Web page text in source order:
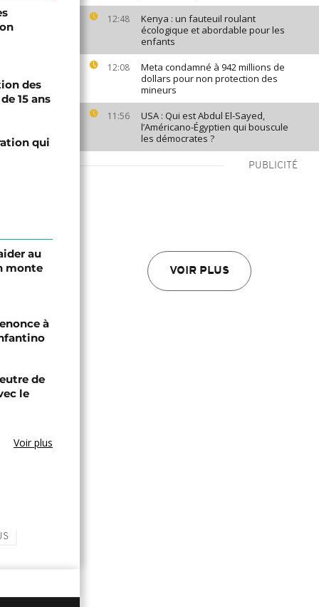
12:48
Kenya : un fauteuil roulant
écologique et abordable pour les
enfants
12:08
Meta condamné à 942 millions de
dollars pour non protection des
mineurs
11:56
USA : Qui est Abdul El-Sayed,
l’Américano-Égyptien qui bouscule
les démocrates ?
PUBLICITÉ
VOIR PLUS
des
15 ans
qui
au
monte
à
de
le
Voir plus